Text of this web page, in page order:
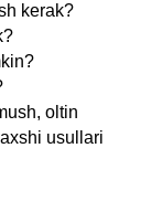
kerak?
oltin
usullari